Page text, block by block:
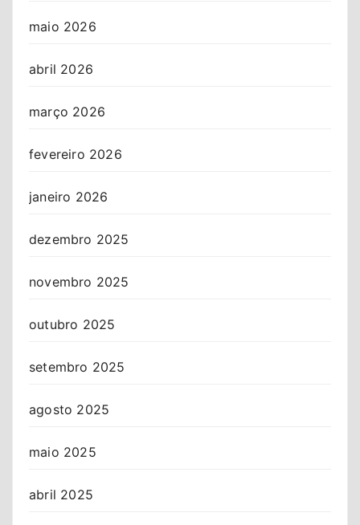
maio 2026
abril 2026
março 2026
fevereiro 2026
janeiro 2026
dezembro 2025
novembro 2025
outubro 2025
setembro 2025
agosto 2025
maio 2025
abril 2025